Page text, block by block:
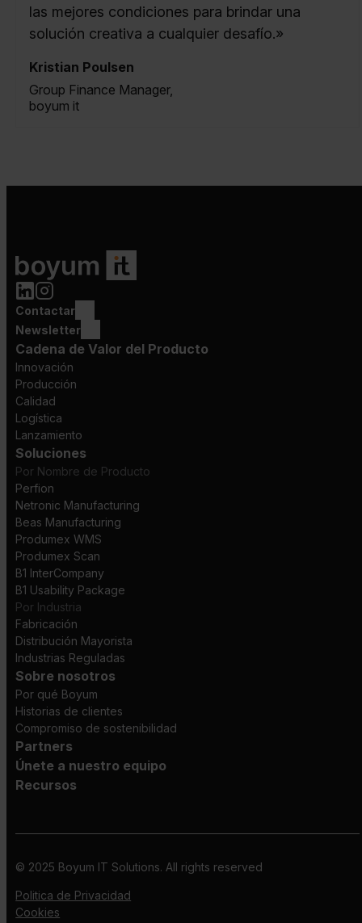
las mejores condiciones para brindar una
solución creativa a cualquier desafío.»
Kristian Poulsen
Group Finance Manager,
boyum it
Contactar
Newsletter
Cadena de Valor del Producto
Innovación
Producción
Calidad
Logística
Lanzamiento
Soluciones
Por Nombre de Producto
Perfion
Netronic Manufacturing
Beas Manufacturing
Produmex WMS
Produmex Scan
B1 InterCompany
B1 Usability Package
Por Industria
Fabricación
Distribución Mayorista
Industrias Reguladas
Sobre nosotros
Por qué Boyum
Historias de clientes
Compromiso de sostenibilidad
Partners
Únete a nuestro equipo
Recursos
© 2025 Boyum IT Solutions. All rights reserved
Politica de Privacidad
Cookies